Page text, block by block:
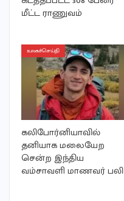
மீட்ட ராணுவம்
உலகச்செய்தி
கலிபோர்னியாவில்
தனியாக மலையேற
சென்ற இந்திய
வம்சாவளி மாணவர் பலி